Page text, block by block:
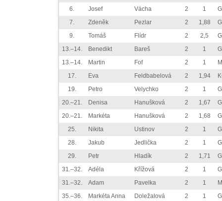
6.
Josef Vácha 2 1
7.
Zdeněk Pezlar 2 1,88
9.
Tomáš Flídr 2 2,5
13.–14.
Benedikt Bareš 2 1
13.–14.
Martin Fof 2 1
17.
Eva Feldbabelová 2 1,94
19.
Petro Velychko 2 1
20.–21.
Denisa Hanušková 2 1,67
20.–21.
Markéta Hanušková 2 1,68
25.
Nikita Ustinov 2 1
28.
Jakub Jedlička 2 1
29.
Petr Hladík 2 1,71
31.–32.
Adéla Křížová 2 1
31.–32.
Adam Pavelka 2 1
35.–36.
Markéta Anna Doležalová 2 1